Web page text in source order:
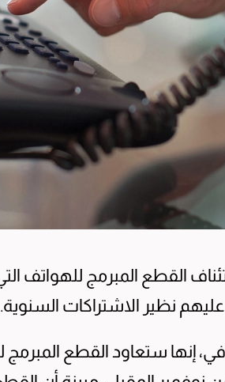
القطع المبرمج للهواتف
عليهم نظير الاشتراكات السنوية.
إنها ستعاود القطع